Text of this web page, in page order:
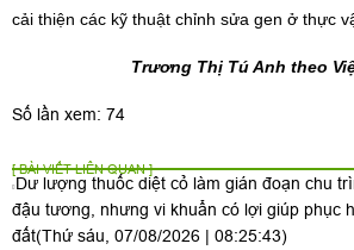
cải thiện các kỹ thuật chỉnh sửa gen ở thực
Trương Thị Tú Anh theo
Số lần xem: 74
[ BÀI VIẾT LIÊN QUAN ]
Dư lượng thuốc diệt cỏ làm gián đoạn chu
đậu tương, nhưng vi khuẩn có lợi giúp phục
đất(Thứ sáu, 07/08/2026 | 08:25:43)